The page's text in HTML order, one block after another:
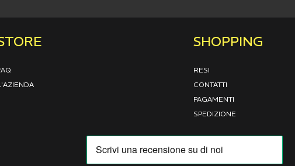
SHOPPING
RESI
CONTATTI
PAGAMENTI
SPEDIZIONE